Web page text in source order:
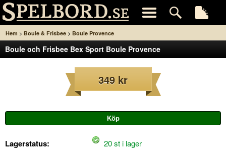
Hem > Boule & Frisbee > Boule Provence
Boule och Frisbee Bex Sport Boule Provence
349 kr
Lagerstatus: 20 st i lager